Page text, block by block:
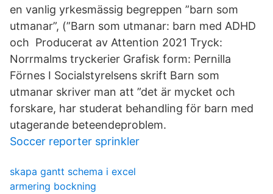
en vanlig yrkesmässig begreppen ”barn som
utmanar”, (”Barn som utmanar: barn med ADHD
och Producerat av Attention 2021 Tryck:
Norrmalms tryckerier Grafisk form: Pernilla
Förnes I Socialstyrelsens skrift Barn som
utmanar skriver man att ”det är mycket och
forskare, har studerat behandling för barn med
utagerande beteendeproblem.
Soccer reporter sprinkler
skapa gantt schema i excel
armering bockning